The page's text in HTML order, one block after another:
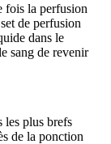
fois la perfusion
de perfusion
dans le
sang de revenir
les plus brefs
de la ponction